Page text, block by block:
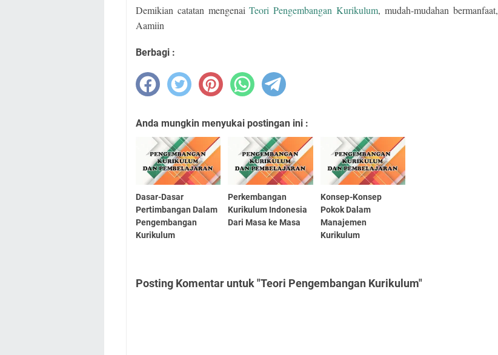
Demikian catatan mengenaiTeori Pengembangan Kurikulum, mudah-mudahan bermanfaat,
Aamiin
Berbagi :
Anda mungkin menyukai postingan ini :
Dasar-Dasar
Pertimbangan Dalam
Pengembangan
Kurikulum
Perkembangan
Kurikulum Indonesia
Dari Masa ke Masa
Konsep-Konsep
Pokok Dalam
Manajemen
Kurikulum
Posting Komentar untuk "Teori Pengembangan Kurikulum"